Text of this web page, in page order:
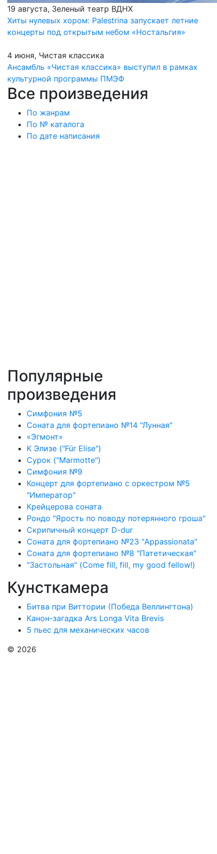
19 августа, Зеленый театр ВДНХ
Хиты нулевых хором: Palestrina запускает летние
концерты под открытым небом «Ностальгия»
4 июня, Чистая классика
Ансамбль «Чистая классика» выступил в рамках
культурной программы ПМЭФ
Все произведения
По жанрам
По № каталога
По дате написания
Популярные
произведения
Симфония №5
Соната для фортепиано №14 "Лунная"
«Эгмонт»
К Элизе ("Für Elise")
Сурок ("Marmotte")
Симфония №9
Концерт для фортепиано с оркестром №5
"Император"
Крейцерова соната
Рондо "Ярость по поводу потерянного гроша"
Скрипичный концерт D-dur
Соната для фортепиано №23 "Appassionata"
Соната для фортепиано №8 "Патетическая"
"Застольная" (Come fill, fill, my good fellow!)
Кунсткамера
Битва при Виттории (Победа Веллингтона)
Канон-загадка Ars Longa Vita Brevis
5 пьес для механических часов
© 2026